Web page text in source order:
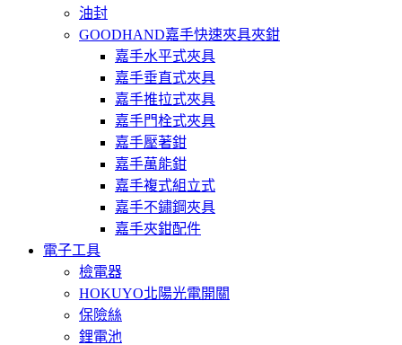
油封
GOODHAND嘉手快速夾具夾鉗
嘉手水平式夾具
嘉手垂直式夾具
嘉手推拉式夾具
嘉手門栓式夾具
嘉手壓著鉗
嘉手萬能鉗
嘉手複式組立式
嘉手不鏽鋼夾具
嘉手夾鉗配件
電子工具
檢電器
HOKUYO北陽光電開關
保險絲
鋰電池